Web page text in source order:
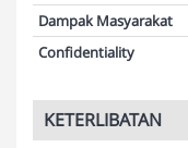
Dampak Masyarakat
Confidentiality
KETERLIBATAN